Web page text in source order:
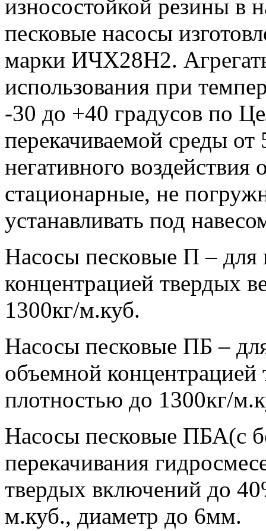
износостойкой резины в
песковые насосы
марки ИЧХ28Н2.
использования при
-30 до +40 градусов по
перекачиваемой среды
негативного
стационарные, не
устанавливать под
Насосы песковые П – для
концентрацией твердых
1300кг/м.куб.
Насосы песковые ПБ –
объемной
плотностью до 1300кг/
Насосы песковые ПБА(с
перекачивания
твердых включений до
м.куб., диаметр до 6мм.